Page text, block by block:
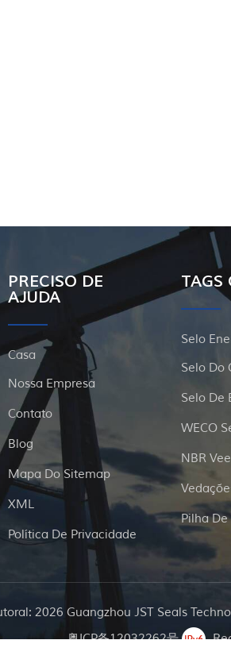
PRECISO DE
AJUDA
Casa
Nossa Empresa
Contato
Blog
Mapa Do Sitemap
XML
Política De Privacidade
TAGS
Selo
2026 Guangzhou JST Seals
粤ICP备12032262号